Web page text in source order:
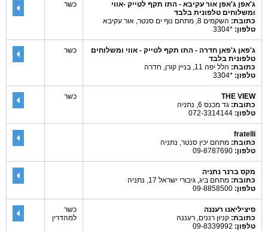
ג'אפן ג'אפן אור עקיבא - התו תקף לטייק -אווי
ומשלוחים טלפונית בלבד
כתובת: השקמים 8, מתחם נוף ים סנטר, אור עקיבא
טלפון: *3304
כשר
ג'פאן ג'פאן חדרה - התו תקף לטייק - אווי ומשלוחים
טלפונית בלבד
כתובת: הלל יפה 11, בניין קורן, חדרה
טלפון: *3304
כשר
THE VIEW
כתובת: גד מכנס 6, נתניה
טלפון:
כשר
fratelli
כתובת: מתחם יכין סנטר, נתניה
טלפון:
מקס ברנר נתניה
כתובת: מתחם ביג, גיבורי ישראל 17, נתניה
טלפון:
סיציליאנו רעננה
כתובת: קניון רננים, רעננה
טלפון:
כשר
למהדרין